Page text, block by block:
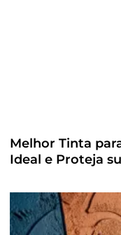
Melhor Tinta
Ideal e Proteja